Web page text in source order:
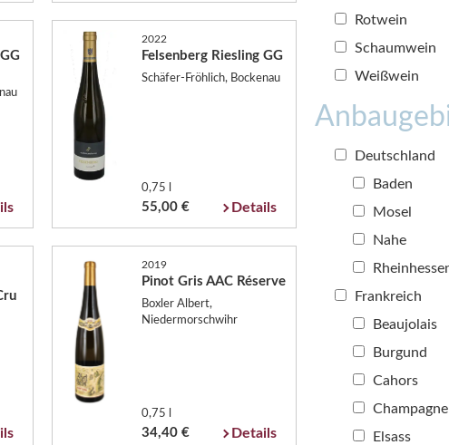
2022
Felsenberg Riesling GG
Schäfer-Fröhlich, Bockenau
0,75 l
55,00 € Details
2019
Pinot Gris AAC Réserve
Boxler Albert,
Niedermorschwihr
0,75 l
34,40 € Details
Rotwein
Schaumwein
Weißwein
Deutschland
Baden
Mosel
Nahe
Frankreich
Beaujolais
Burgund
Cahors
Champagne
Elsass